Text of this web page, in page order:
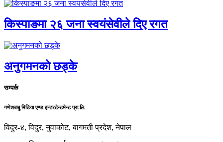
किस्पाङमा २६ जना स्वयंसेवीले दिए रगत
अनुगमनको छड्के
सम्पर्क
गणेशबाबु मिडिया एण्ड इन्टरटेन्टमेन्ट प्रा.लि.
विदुर-४, विदुर, नुवाकोट, बागमती प्रदेश, नेपाल